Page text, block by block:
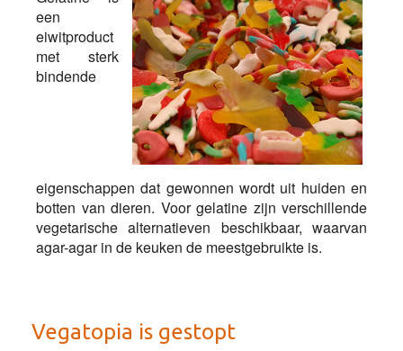
een
eiwitproduct
met sterk
bindende
eigenschappen dat gewonnen wordt uit huiden en
botten van dieren. Voor gelatine zijn verschillende
vegetarische alternatieven beschikbaar, waarvan
agar-agar in de keuken de meestgebruikte is.
Vegatopia is gestopt